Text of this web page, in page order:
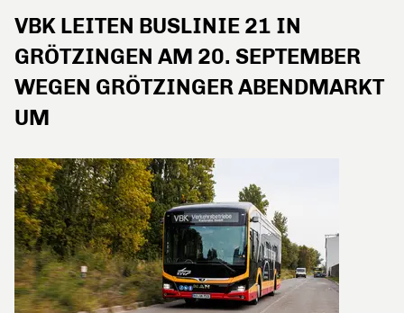
VBK LEITEN BUSLINIE 21 IN
GRÖTZINGEN AM 20. SEPTEMBER
WEGEN GRÖTZINGER ABENDMARKT
UM